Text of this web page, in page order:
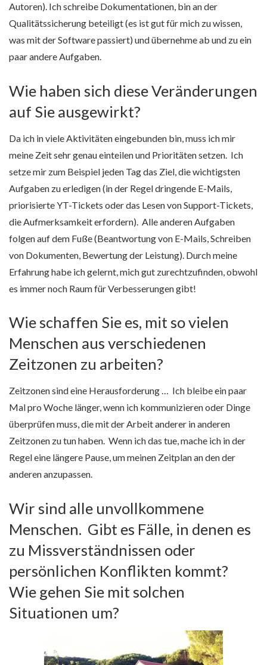
Autoren). Ich schreibe Dokumentationen, bin an der
Qualitätssicherung beteiligt (es ist gut für mich zu wissen,
was mit der Software passiert) und übernehme ab und zu ein
paar andere Aufgaben.
Wie haben sich diese Veränderungen
auf Sie ausgewirkt?
Da ich in viele Aktivitäten eingebunden bin, muss ich mir
meine Zeit sehr genau einteilen und Prioritäten setzen. Ich
setze mir zum Beispiel jeden Tag das Ziel, die wichtigsten
Aufgaben zu erledigen (in der Regel dringende E-Mails,
priorisierte YT-Tickets oder das Lesen von Support-Tickets,
die Aufmerksamkeit erfordern). Alle anderen Aufgaben
folgen auf dem Fuße (Beantwortung von E-Mails, Schreiben
von Dokumenten, Bewertung der Leistung). Durch meine
Erfahrung habe ich gelernt, mich gut zurechtzufinden, obwohl
es immer noch Raum für Verbesserungen gibt!
Wie schaffen Sie es, mit so vielen
Menschen aus verschiedenen
Zeitzonen zu arbeiten?
Zeitzonen sind eine Herausforderung … Ich bleibe ein paar
Mal pro Woche länger, wenn ich kommunizieren oder Dinge
überprüfen muss, die mit der Arbeit anderer in anderen
Zeitzonen zu tun haben. Wenn ich das tue, mache ich in der
Regel eine längere Pause, um meinen Zeitplan an den der
anderen anzupassen.
Wir sind alle unvollkommene
Menschen. Gibt es Fälle, in denen es
zu Missverständnissen oder
persönlichen Konflikten kommt?
Wie gehen Sie mit solchen
Situationen um?